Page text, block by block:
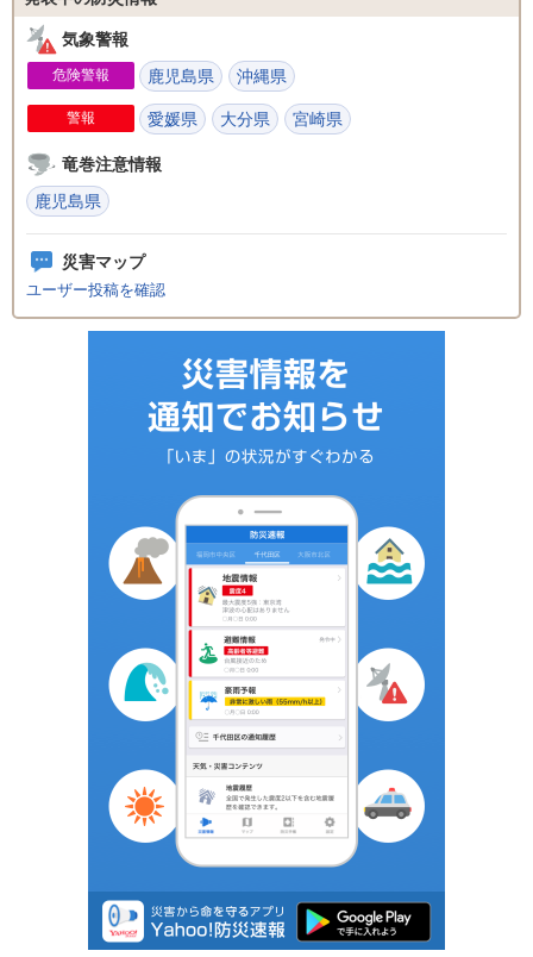
気象警報
危険警報 鹿児島県 沖縄県
警報 愛媛県 大分県 宮崎県
竜巻注意情報
鹿児島県
災害マップ
ユーザー投稿を確認